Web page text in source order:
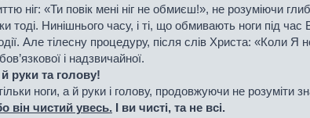
«Ти повік мені ніг не обмиєш!», не розуміючи
Нинішнього часу, і ті, що обмивають ноги під час
Але тілесну процедуру, після слів Христа: «Коли
і надзвичайної.
руки та голову!
ноги, а й руки і голову, продовжуючи не розуміти
він чистий увесь. І ви чисті, та не всі.